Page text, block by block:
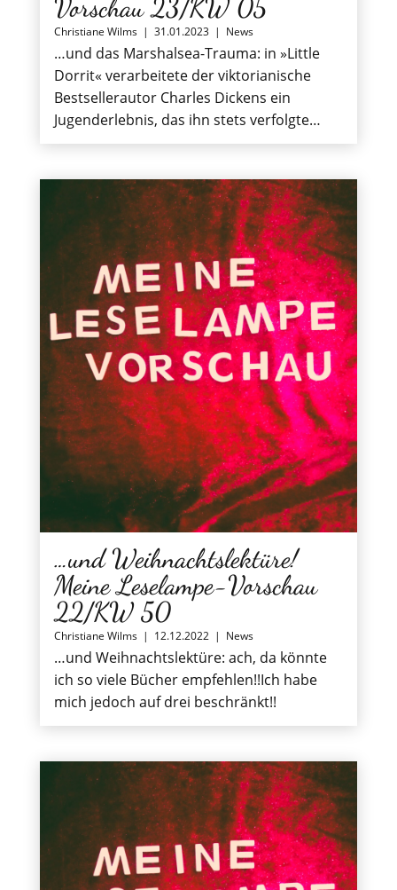
Vorschau 23/KW 05
Christiane Wilms | 31.01.2023 | News
…und das Marshalsea-Trauma: in »Little
Dorrit« verarbeitete der viktorianische
Bestsellerautor Charles Dickens ein
Jugenderlebnis, das ihn stets verfolgte…
…und Weihnachtslektüre!
Meine Leselampe-Vorschau
22/KW 50
Christiane Wilms | 12.12.2022 | News
…und Weihnachtslektüre: ach, da könnte
ich so viele Bücher empfehlen!!Ich habe
mich jedoch auf drei beschränkt!!